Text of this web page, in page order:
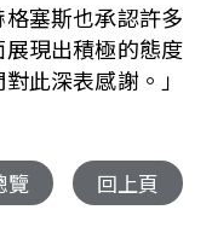
塞斯也承認許多
現出積極的態度
此深表感謝。」
覽 回上頁